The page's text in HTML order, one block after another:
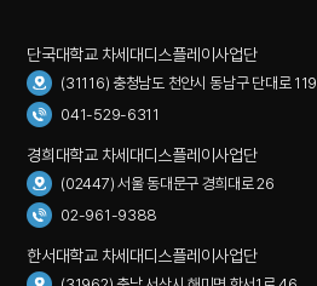
단국대학교 차세대디스플레이사업단
(31116) 충청남도 천안시 동남구 단대로 119
041-529-6311
경희대학교 차세대디스플레이사업단
(02447) 서울 동대문구 경희대로 26
02-961-9388
한서대학교 차세대디스플레이사업단